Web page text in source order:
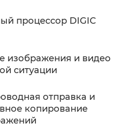
процессор DIGIC
изображения и видео
ситуации
отправка и
копирование